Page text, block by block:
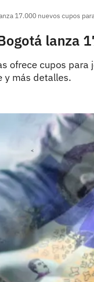
17.000 nuevos cupos
lanza
ofrece cupos
y más detalles.